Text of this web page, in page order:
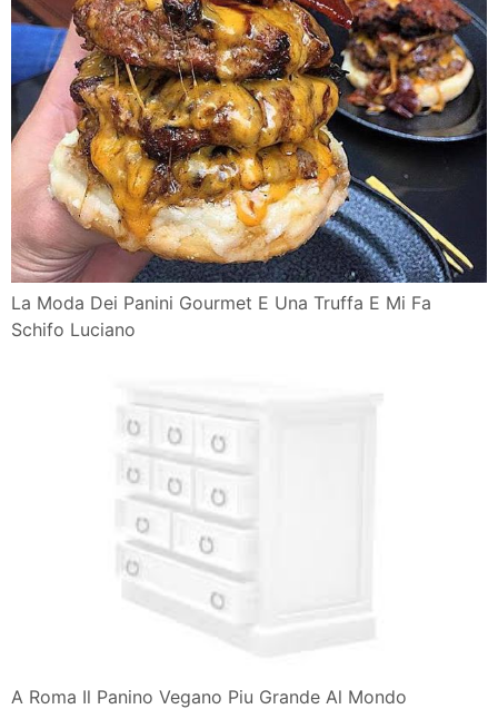
La Moda Dei Panini Gourmet E Una Truffa E Mi Fa
Schifo Luciano
A Roma Il Panino Vegano Piu Grande Al Mondo